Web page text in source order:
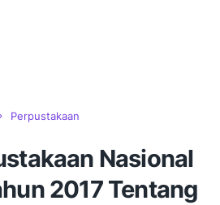
Perpustakaan
Nasional
2017 Tentang